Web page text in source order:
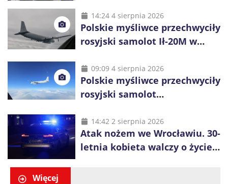
14:24 4 sierpnia 2026
Polskie myśliwce przechwyciły
rosyjski samolot Ił-20M w
09:09 4 sierpnia 2026
Polskie myśliwce przechwyciły
rosyjski samolot
14:42 2 sierpnia 2026
Atak nożem we Wrocławiu. 30-
letnia kobieta walczy o życie,
Więcej